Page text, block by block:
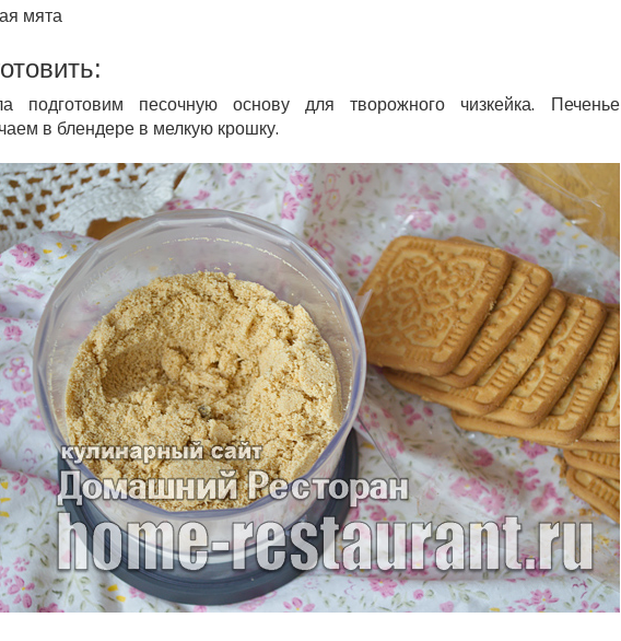
мята
подготовим песочную основу для творожного чизкейка. Печенье
в блендере в мелкую крошку.